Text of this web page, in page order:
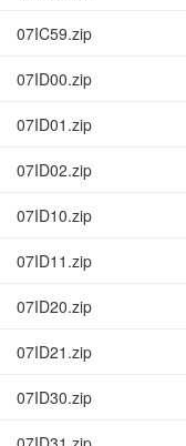
07IC59.zip
07ID00.zip
07ID01.zip
07ID02.zip
07ID10.zip
07ID11.zip
07ID20.zip
07ID21.zip
07ID30.zip